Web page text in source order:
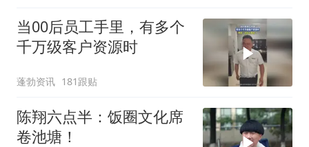
当00后员工手里，有多个
千万级客户资源时
蓬勃资讯 181跟贴
陈翔六点半：饭圈文化席
卷池塘！